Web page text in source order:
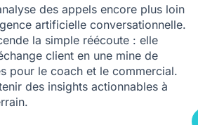
des appels encore plus loin
artificielle conversationnelle.
la simple réécoute : elle
client en une mine de
pour le coach et le commercial.
des insights actionnables à